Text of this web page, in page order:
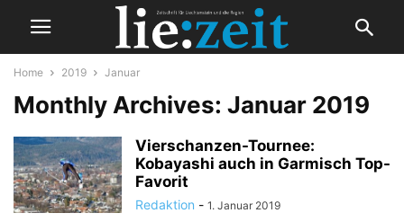
Home 2019 Januar
Monthly Archives: Januar 2019
Vierschanzen-Tournee:
Kobayashi auch in Garmisch Top-
Favorit
Redaktion - 1. Januar 2019